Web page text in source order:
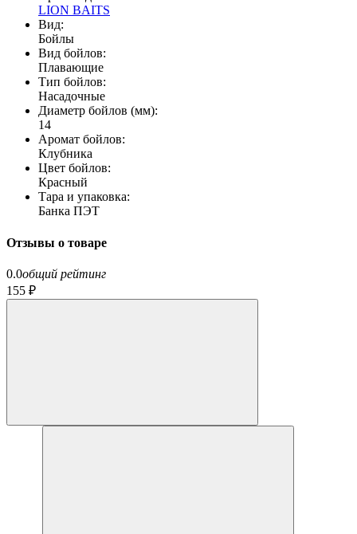
LION BAITS
Вид:
Бойлы
Вид бойлов:
Плавающие
Тип бойлов:
Насадочные
Диаметр бойлов (мм):
14
Аромат бойлов:
Клубника
Цвет бойлов:
Красный
Тара и упаковка:
Банка ПЭТ
Отзывы о товаре
0.0общий рейтинг
155 ₽